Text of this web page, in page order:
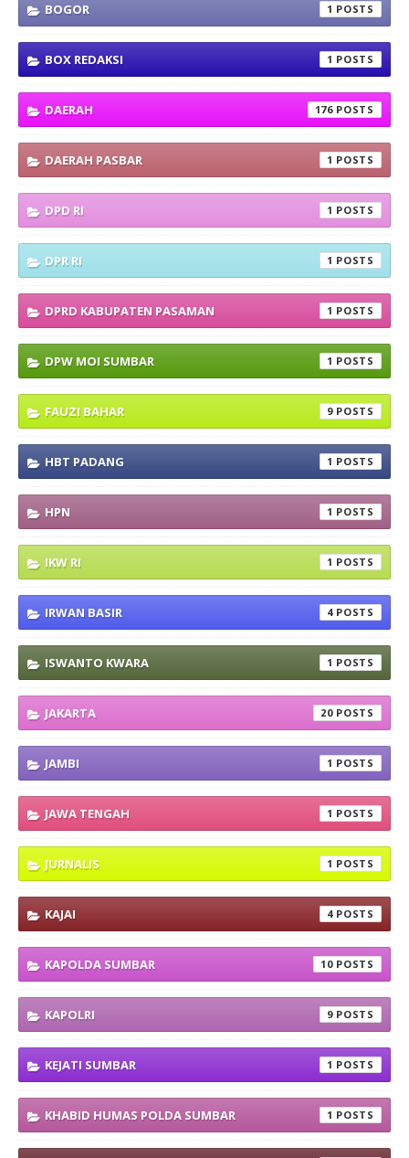
BOGOR 1
BOX REDAKSI 1
DAERAH 176
DAERAH PASBAR 1
DPD RI 1
DPR RI 1
DPRD KABUPATEN PASAMAN 1
DPW MOI SUMBAR 1
FAUZI BAHAR 9
HBT PADANG 1
HPN 1
IKW RI 1
IRWAN BASIR 4
ISWANTO KWARA 1
JAKARTA 20
JAMBI 1
JAWA TENGAH 1
JURNALIS 1
KAJAI 4
KAPOLDA SUMBAR 10
KAPOLRI 9
KEJATI SUMBAR 1
KHABID HUMAS POLDA SUMBAR 1